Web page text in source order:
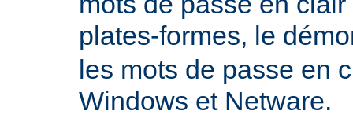
plates-formes, le
les mots de passe en
Windows et Netware.